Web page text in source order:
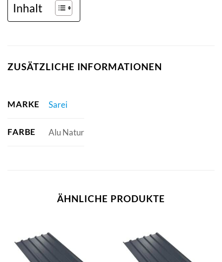
Inhalt
ZUSÄTZLICHE INFORMATIONEN
MARKE Sarei
FARBE Alu Natur
ÄHNLICHE PRODUKTE